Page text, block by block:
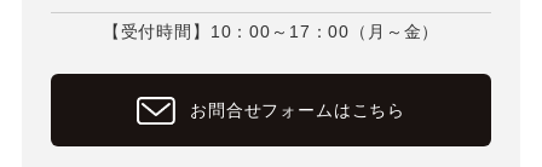
【受付時間】10：00～17：00（月～金）
お問合せフォームはこちら